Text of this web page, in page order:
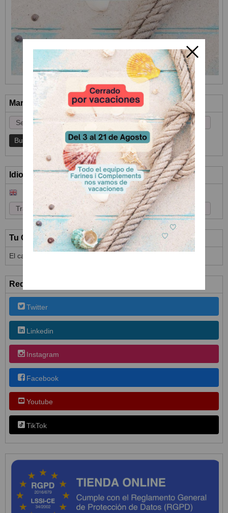
Marcas
Idioma
Tu Carrito (0)
El carrito de la compra está vacío
Redes Sociales
Twitter
Linkedin
Instagram
Facebook
Youtube
TikTok